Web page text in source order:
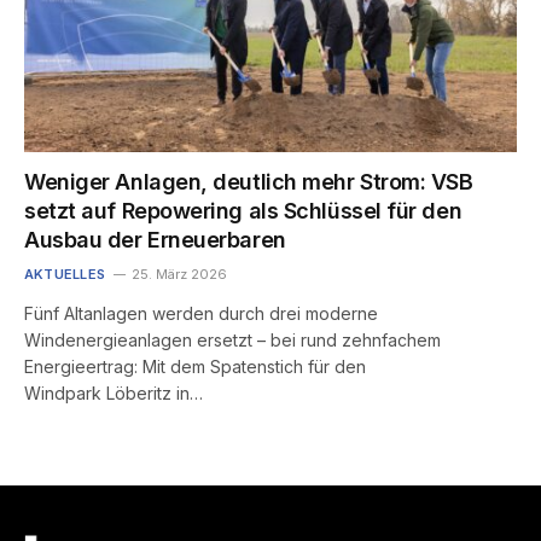
Weniger Anlagen, deutlich mehr Strom: VSB
setzt auf Repowering als Schlüssel für den
Ausbau der Erneuerbaren
AKTUELLES 25. März 2026
Fünf Altanlagen werden durch drei moderne
Windenergieanlagen ersetzt – bei rund zehnfachem
Energieertrag: Mit dem Spatenstich für den
Windpark Löberitz in…